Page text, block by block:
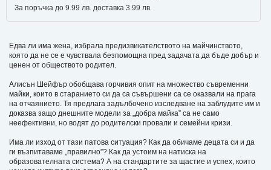
За поръчка до 9.99 лв. доставка 3.99 лв.
Едва ли има жена, избрала предизвикателството на майчинството,
която да не се е чувствала безпомощна пред задачата да бъде добър и
ценен от обществото родител.
Алисън Шейфър обобщава горчивия опит на множество съвременни
майки, които в старанието си да са съвършени са се оказвали на прага
на отчаянието. Тя предлага задълбочено изследване на заблудите им и
доказва защо днешните модели за „добра майка” са не само
неефективни, но водят до родителски провали и семейни кризи.
Има ли изход от тази патова ситуация? Как да обичаме децата си и да
ги възпитаваме „правилно”? Как да устоим на натиска на
образователната система? А на стандартите за щастие и успех, които